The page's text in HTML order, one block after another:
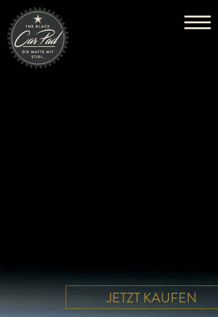
JETZT KAUFEN